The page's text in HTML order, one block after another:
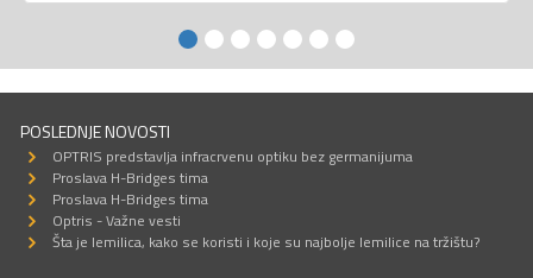
POSLEDNJE NOVOSTI
OPTRIS predstavlja infracrvenu optiku bez germanijuma
Proslava H-Bridges tima
Proslava H-Bridges tima
Optris - Važne vesti
Šta je lemilica, kako se koristi i koje su najbolje lemilice na tržištu?